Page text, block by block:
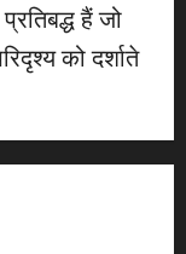
हैं जो
को दर्शाते